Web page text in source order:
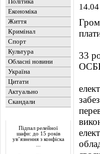
Економіка
Життя
Кримінал
Спорт
Культура
Обласні новини
Україна
Цитати
Актуально
Скандали
Підпал релейної
шафи: до 15 років
ув’язнення з конфіска
33